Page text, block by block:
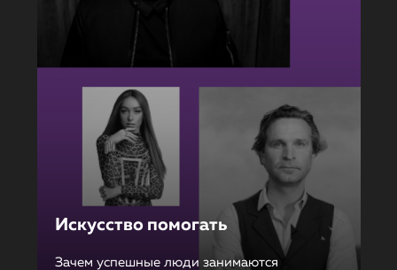
Искусство помогать
Зачем успешные люди занимаются